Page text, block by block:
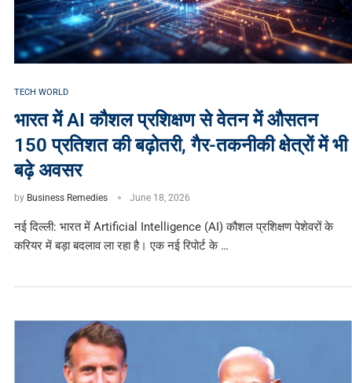
TECH WORLD
भारत में AI कौशल प्रशिक्षण से वेतन में औसतन
150 प्रतिशत की बढ़ोतरी, गैर-तकनीकी क्षेत्रों में भी
बढ़े अवसर
by Business Remedies June 18, 2026
नई दिल्ली: भारत में Artificial Intelligence (AI) कौशल प्रशिक्षण पेशेवरों के
करियर में बड़ा बदलाव ला रहा है। एक नई रिपोर्ट के …